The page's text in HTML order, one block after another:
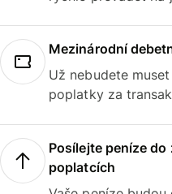
Mezinárodní
Už nebudete
poplatky za
Posílejte peníze
poplatcích